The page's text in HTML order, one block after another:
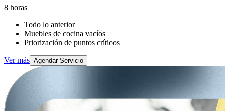
8 horas
Todo lo anterior
Muebles de cocina vacíos
Priorización de puntos críticos
Ver más Agendar Servicio